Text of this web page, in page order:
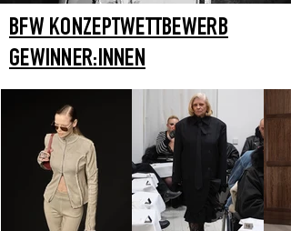
BFW KONZEPTWETTBEWERB
GEWINNER:INNEN